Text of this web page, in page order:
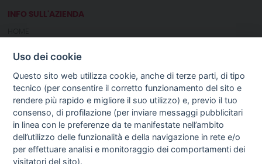
INFO SULL'AZIENDA
NOTIZIE
GUIDA AGLI ACQUISTI
PROCEDURA DI ACQUISTO
DIRITTO DI RECESSO
SPEDIZIONI E COSTI
Uso dei cookie
Questo sito web utilizza cookie, anche di terze parti, di tipo
tecnico (per consentire il corretto funzionamento del sito e
rendere più rapido e migliore il suo utilizzo) e, previo il tuo
consenso, di profilazione (per inviare messaggi pubblicitari
in linea con le preferenze da te manifestate nell’ambito
dell’utilizzo delle funzionalità e della navigazione in rete e/o
per effettuare analisi e monitoraggio dei comportamenti dei
visitatori del sito).